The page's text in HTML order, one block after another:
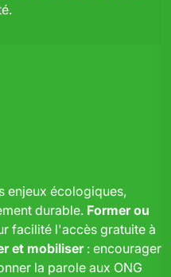
enjeux écologiques,
durable. Former ou
facilité l'accès gratuite à
et mobiliser: encourager
la parole aux ONG